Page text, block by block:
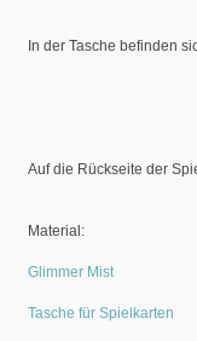
In der Tasche befinden
Auf die Rückseite der
Material:
Glimmer Mist
Tasche für Spielkarten